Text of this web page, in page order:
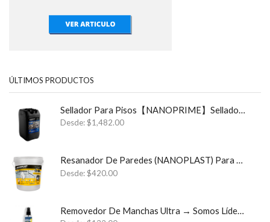
ÚLTIMOS PRODUCTOS
Sellador Para Pisos【NANOPRIME】Sellador Para Estructuras y Cimientos ✓
Desde:$1,482.00
Resanador De Paredes (NANOPLAST) Para Sistemas Impermeables
Desde:$420.00
Removedor De Manchas Ultra → Somos Líder Monterrey Semperklin